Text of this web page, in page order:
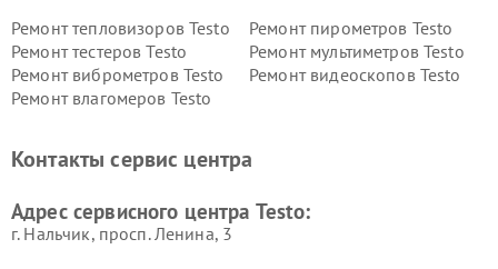
Ремонт тепловизоров Testo
Ремонт пирометров Testo
Ремонт тестеров Testo
Ремонт мультиметров Testo
Ремонт виброметров Testo
Ремонт видеоскопов Testo
Ремонт влагомеров Testo
Контакты сервис центра
Адрес сервисного центра Testo:
г. Нальчик, просп. Ленина, 3